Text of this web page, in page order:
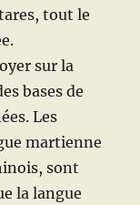
tout le
sur la
bases de
Les
martienne
sont
la langue